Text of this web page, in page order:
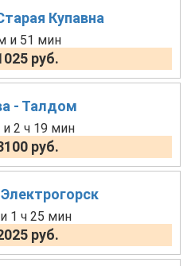
Купавна
и 51 мин
руб.
- Талдом
2 ч 19 мин
руб.
1 ч 25 мин
руб.